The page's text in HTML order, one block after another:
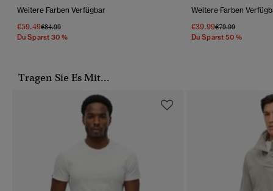
Weitere Farben Verfügbar
€59.49Preis Wurde Reduziert Von
€84.99Bis
Du Sparst 30 %
Weitere Farben
€39.99Preis Wurde
€79.99Bis
Du Sparst 50 %
Tragen Sie Es Mit...